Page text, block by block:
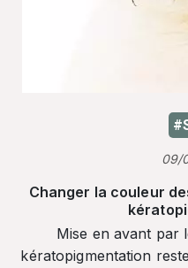
09/
Changer la couleur
Mise en avant par
kératopigmentation